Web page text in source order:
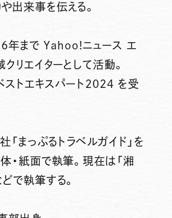
出来事を伝える。
まで Yahoo!ニュース エ
リエイターとして活動。
トエキスパート2024 を受
「まっぷるトラベルガイド」を
・紙面で執筆。現在は「湘
で執筆する。